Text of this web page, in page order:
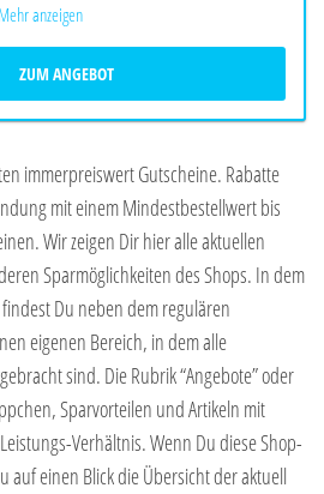
Mehr anzeigen
ZUM ANGEBOT
immerpreiswert Gutscheine. Rabatte
mit einem Mindestbestellwert bis
Wir zeigen Dir hier alle aktuellen
Sparmöglichkeiten des Shops. In dem
Du neben dem regulären
eigenen Bereich, in dem alle
sind. Die Rubrik “Angebote” oder
Sparvorteilen und Artikeln mit
Verhältnis. Wenn Du diese Shop-
auf einen Blick die Übersicht der aktuell